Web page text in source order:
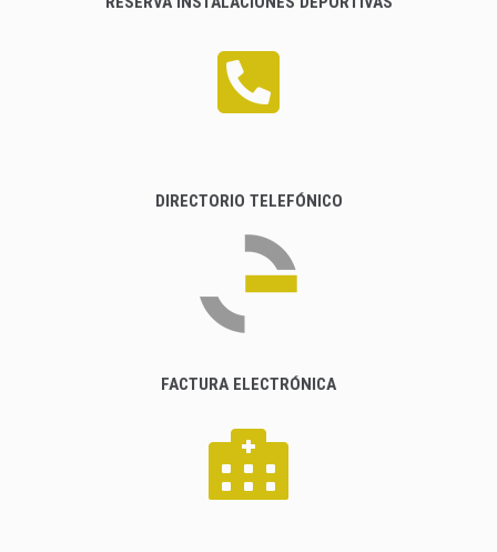
DIRECTORIO TELEFÓNICO
FACTURA ELECTRÓNICA